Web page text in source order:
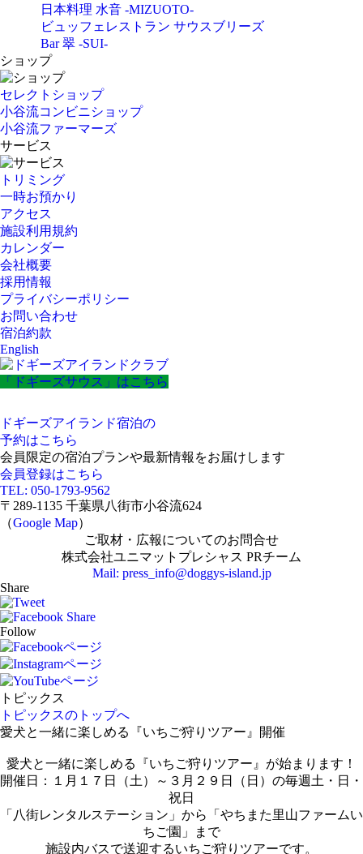
日本料理 水音 -MIZUOTO-
ビュッフェレストラン サウスブリーズ
Bar 翠 -SUI-
ショップ
セレクトショップ
小谷流コンビニショップ
小谷流ファーマーズ
サービス
トリミング
一時お預かり
アクセス
施設利用規約
カレンダー
会社概要
採用情報
プライバシーポリシー
お問い合わせ
宿泊約款
English
「ドギーズサウス」はこちら
ドギーズアイランド宿泊の
予約はこちら
会員限定の宿泊プランや最新情報をお届けします
会員登録はこちら
TEL: 050-1793-9562
〒289-1135 千葉県八街市小谷流624
（Google Map）
ご取材・広報についてのお問合せ
株式会社ユニマットプレシャス PRチーム
Mail: press_info@doggys-island.jp
Share
Follow
トピックス
トピックスのトップへ
愛犬と一緒に楽しめる『いちご狩りツアー』開催
愛犬と一緒に楽しめる『いちご狩りツアー』が始まります！
開催日：１月１７日（土）～３月２９日（日）の毎週土・日・
祝日
「八街レンタルステーション」から「やちまた里山ファームい
ちご園」まで
施設内バスで送迎するいちご狩りツアーです。